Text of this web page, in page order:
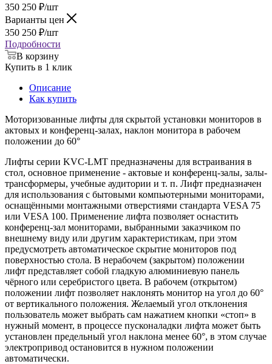
350 250 ₽/шт
Варианты цен
350 250 ₽/шт
Подробности
В корзину
Купить в 1 клик
Описание
Как купить
Моторизованные лифты для скрытой установки мониторов в
актовых и конференц-залах, наклон монитора в рабочем
положении до 60°
Лифты серии KVC-LMT предназначены для встраивания в
стол, основное применение - актовые и конференц-залы, залы-
трансформеры, учебные аудитории и т. п. Лифт предназначен
для использования с бытовыми компьютерными мониторами,
оснащёнными монтажными отверстиями стандарта VESA 75
или VESA 100. Применение лифта позволяет оснастить
конференц-зал мониторами, выбранными заказчиком по
внешнему виду или другим характеристикам, при этом
предусмотреть автоматическое скрытие мониторов под
поверхностью стола. В нерабочем (закрытом) положении
лифт представляет собой гладкую алюминиевую панель
чёрного или серебристого цвета. В рабочем (открытом)
положении лифт позволяет наклонять монитор на угол до 60°
от вертикального положения. Желаемый угол отклонения
пользователь может выбрать сам нажатием кнопки «стоп» в
нужный момент, в процессе пусконаладки лифта может быть
установлен предельный угол наклона менее 60°, в этом случае
электропривод остановится в нужном положении
автоматически.